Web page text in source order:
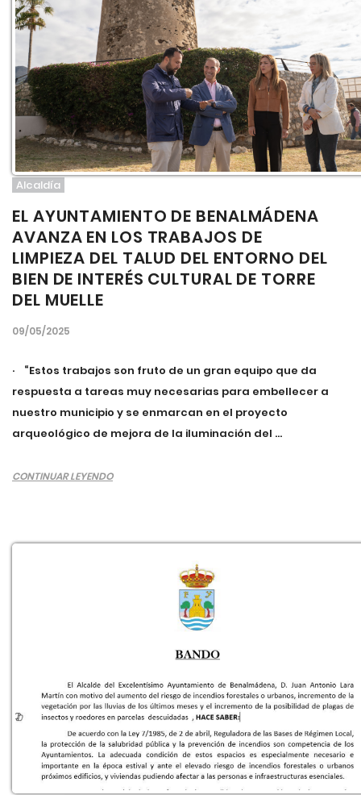
Alcaldía
EL AYUNTAMIENTO DE BENALMÁDENA
AVANZA EN LOS TRABAJOS DE
LIMPIEZA DEL TALUD DEL ENTORNO DEL
BIEN DE INTERÉS CULTURAL DE TORRE
DEL MUELLE
09/05/2025
· “Estos trabajos son fruto de un gran equipo que da
respuesta a tareas muy necesarias para embellecer a
nuestro municipio y se enmarcan en el proyecto
arqueológico de mejora de la iluminación del ...
CONTINUAR LEYENDO